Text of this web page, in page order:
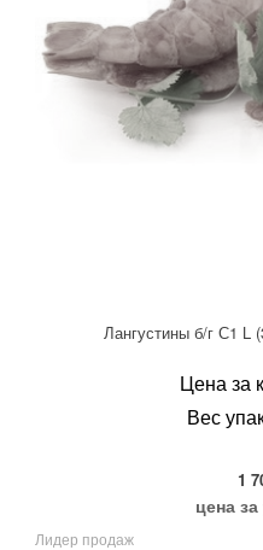
Лангустины б/г С1 L
Цена за
Вес
1
цена
Лидер продаж